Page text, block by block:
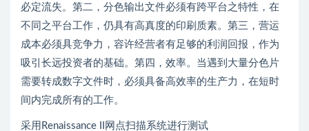
必定流失。第二，分色输出文件必须有跨平台之特性，在
不同之平台工作，仍具有高真度的印刷质素。第三，营运
成本必须具竞争力，容许经营者有足够的利润回报，作为
吸引长远投资者的基础。第四，效率。当遇到大量分色片
需要转成数字文件时，必须具备高效率的生产力，在短时
间内完成所有的工作。
采用Renaissance II网点扫描系统进行测试